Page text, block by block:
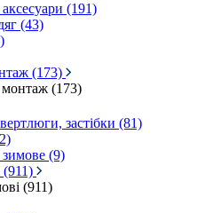
аксесуари (191)
(43)
(173)
(173)
застібки (81)
(9)
(911)